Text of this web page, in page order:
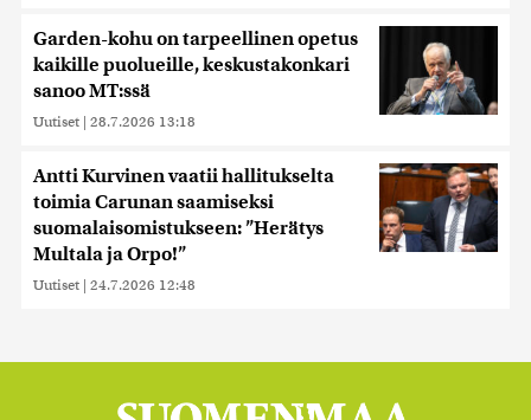
Garden-kohu on tarpeellinen opetus
kaikille puolueille, keskustakonkari
sanoo MT:ssä
Uutiset | 28.7.2026 13:18
Antti Kurvinen vaatii hallitukselta
toimia Carunan saamiseksi
suomalaisomistukseen: ”Herätys
Multala ja Orpo!”
Uutiset | 24.7.2026 12:48